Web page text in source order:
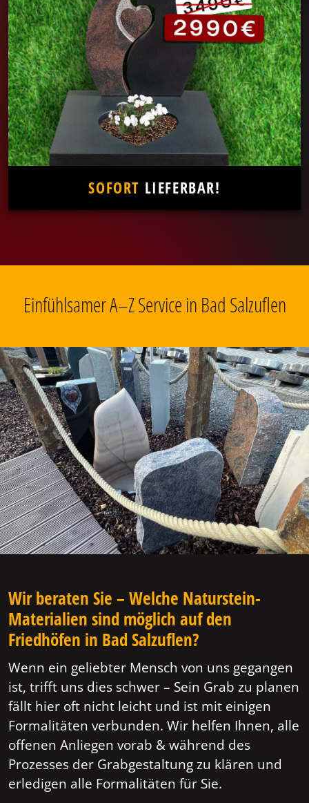
SOFORT LIEFERBAR!
Einfühlsamer A–Z Service in Bad Salzuflen
Wir beraten Sie – Welche Naturstein-
Materialien sind möglich auf den
Friedhöfen in Bad Salzuflen?
Wenn ein geliebter Mensch von uns gegangen
ist, trifft uns dies schwer – Sein Grab zu planen
fällt hier oft nicht leicht und ist mit einigen
Formalitäten verbunden. Wir helfen Ihnen, alle
offenen Anliegen vorab & während des
Prozesses der Grabgestaltung zu klären und
erledigen alle Formalitäten für Sie.